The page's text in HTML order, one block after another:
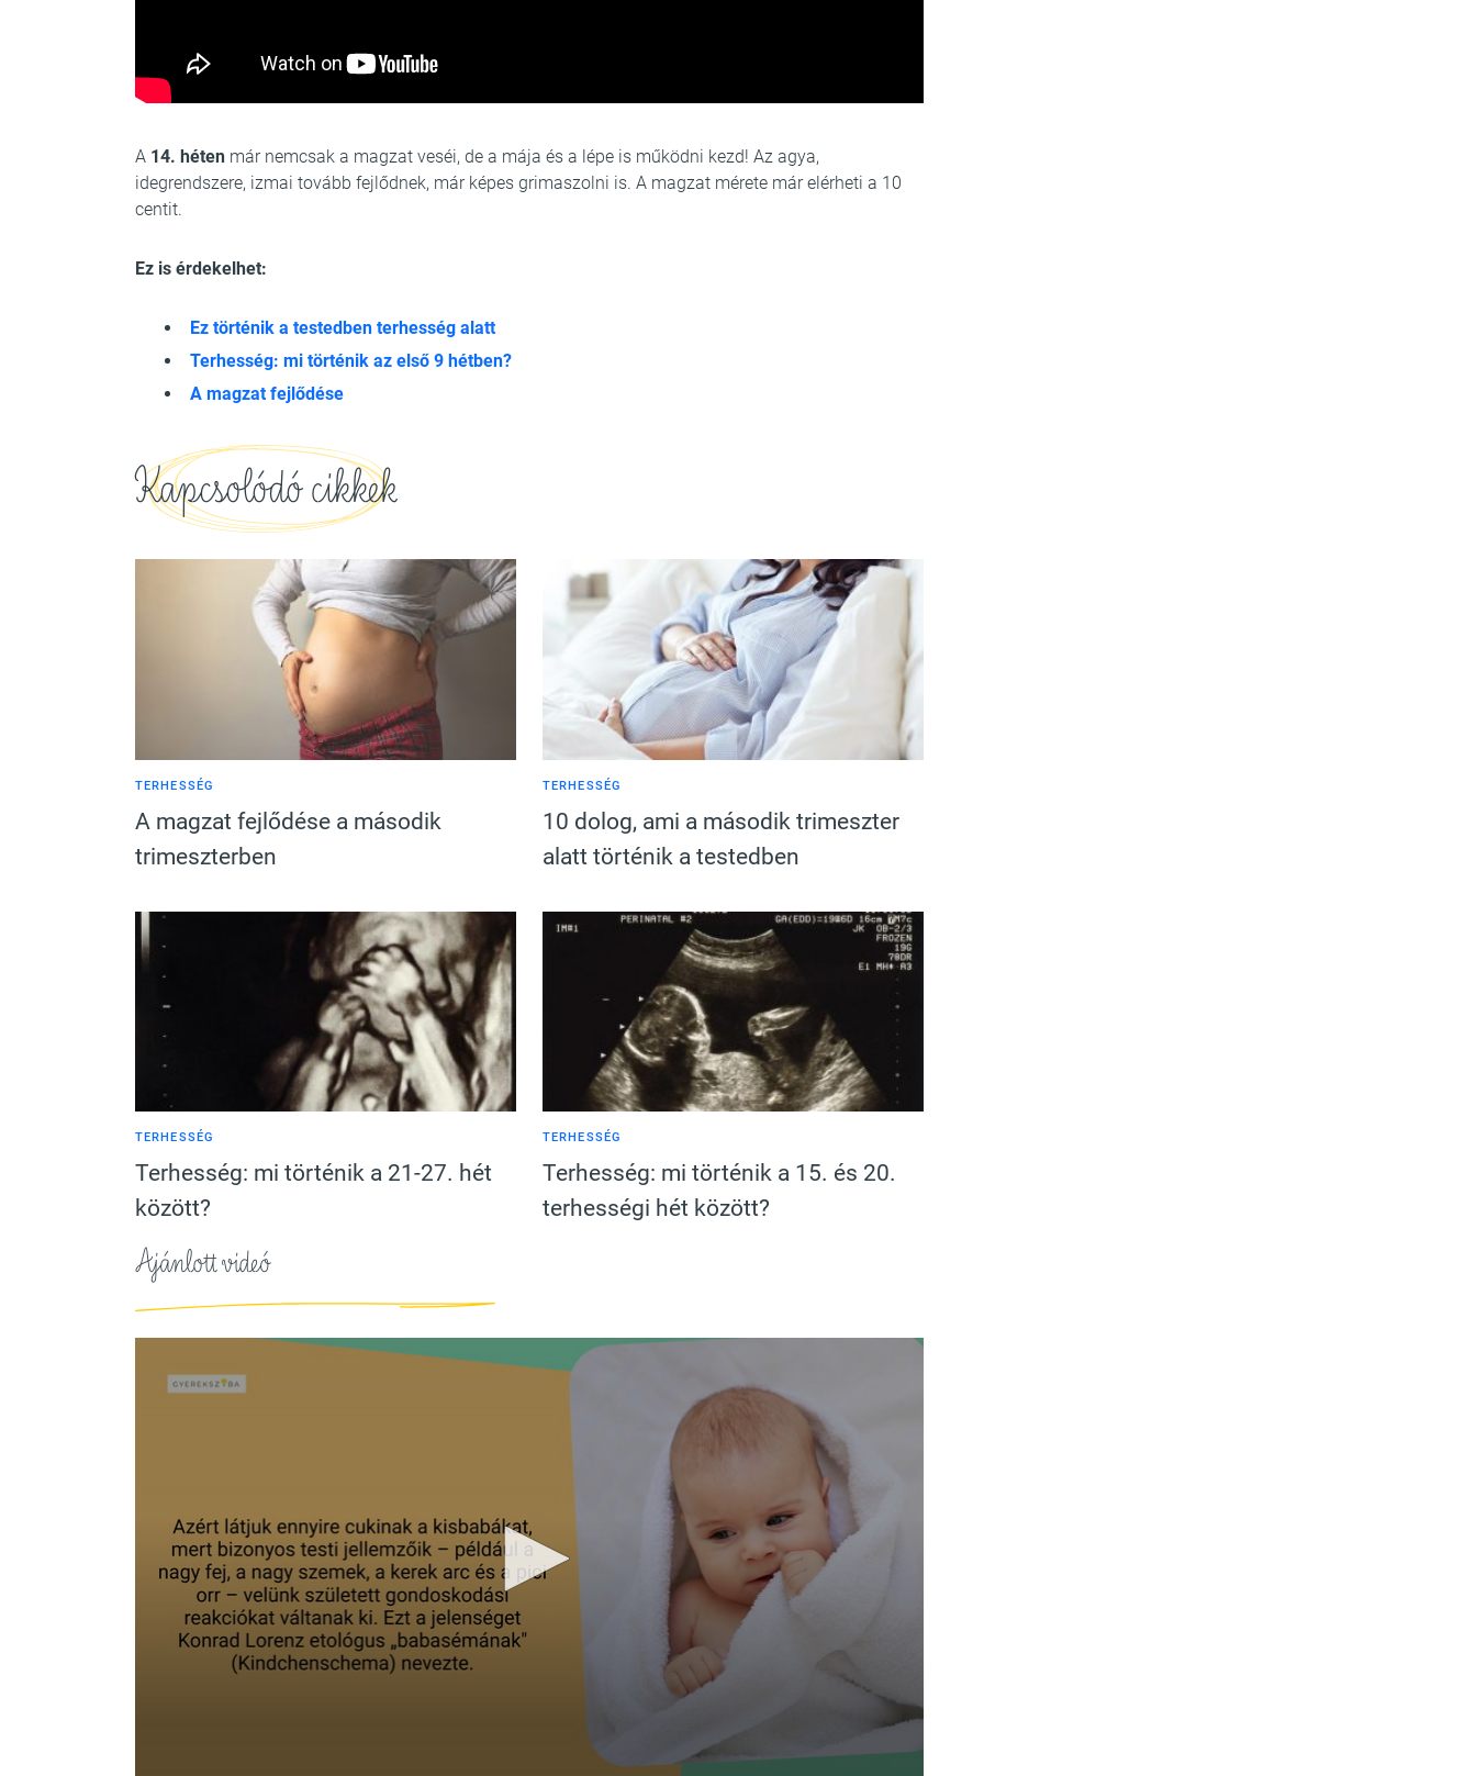
A 14. héten már nemcsak a magzat veséi, de a mája és a lépe is működni kezd! Az agya,
idegrendszere, izmai tovább fejlődnek, már képes grimaszolni is. A magzat mérete már elérheti a 10
centit.
Ez is érdekelhet:
Ez történik a testedben terhesség alatt
Terhesség: mi történik az első 9 hétben?
A magzat fejlődése
Kapcsolódó cikkek
TERHESSÉG
A magzat fejlődése a második
trimeszterben
TERHESSÉG
10 dolog, ami a második trimeszter
alatt történik a testedben
TERHESSÉG
Terhesség: mi történik a 21-27. hét
között?
TERHESSÉG
Terhesség: mi történik a 15. és 20.
terhességi hét között?
Ajánlott videó